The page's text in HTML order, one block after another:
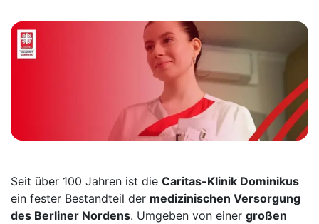
Seit über 100 Jahren ist die Caritas-Klinik Dominikus
ein fester Bestandteil der medizinischen Versorgung
des Berliner Nordens. Umgeben von einer großen